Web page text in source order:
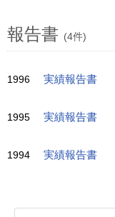
報告書 (4件)
1996 実績報告書
1995 実績報告書
1994 実績報告書